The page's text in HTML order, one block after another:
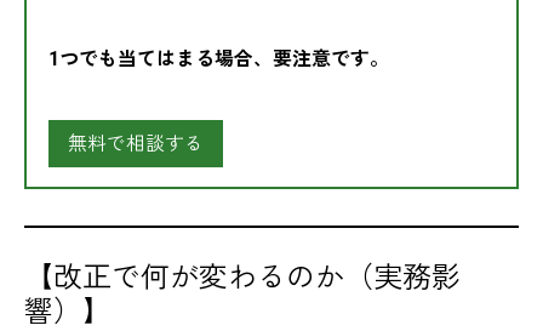
1つでも当てはまる場合、要注意です。
無料で相談する
【改正で何が変わるのか（実務影
響）】